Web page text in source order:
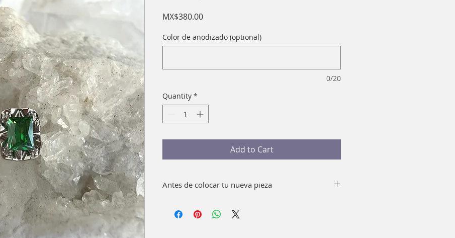
MX$380.00Price
Color de anodizado (optional)
0/20
Quantity *
Add to Cart
Antes de colocar tu nueva pieza
pieza. Como complemento, puedes sumergir en